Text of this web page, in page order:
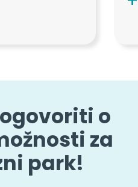
o
za
park!